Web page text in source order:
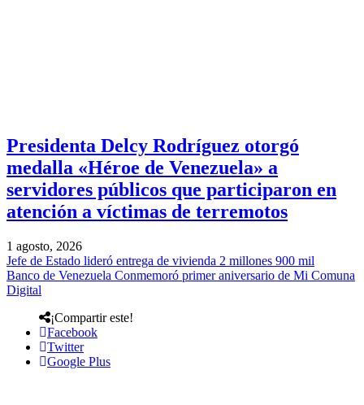
Presidenta Delcy Rodríguez otorgó
medalla «Héroe de Venezuela» a
servidores públicos que participaron en
atención a víctimas de terremotos
1 agosto, 2026
Jefe de Estado lideró entrega de vivienda 2 millones 900 mil
Banco de Venezuela Conmemoró primer aniversario de Mi Comuna
Digital
¡Compartir este!
Facebook
Twitter
Google Plus